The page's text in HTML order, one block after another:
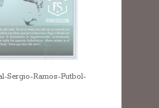
Sergio-Ramos-Futbol-